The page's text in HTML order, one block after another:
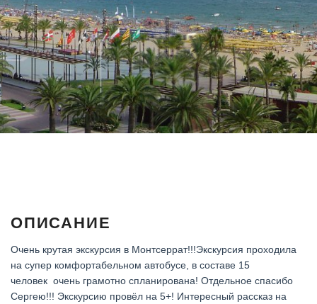
ОПИСАНИЕ
Очень крутая экскурсия в Монтсеррат!!!Экскурсия проходила
на супер комфортабельном автобусе, в составе 15
человек очень грамотно спланирована! Отдельное спасибо
Сергею!!! Экскурсию провёл на 5+! Интересный рассказ на